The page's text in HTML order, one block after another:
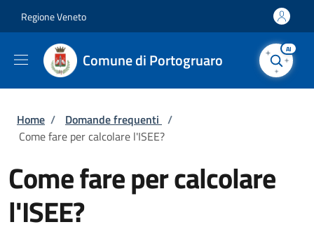
Regione Veneto
Comune di Portogruaro
AI
Briciole di pane
Home / Domande frequenti /
Come fare per calcolare l'ISEE?
Come fare per calcolare
l'ISEE?